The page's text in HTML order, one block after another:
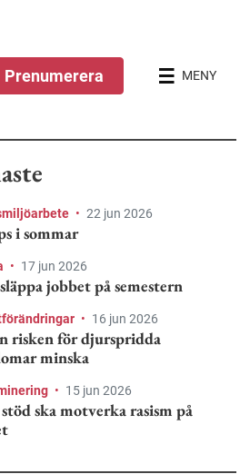
Prenumerera MENY
• 22 jun 2026
i sommar
• 17 jun 2026
jobbet på semestern
• 16 jun 2026
risken för djurspridda
minska
• 15 jun 2026
ska motverka rasism på